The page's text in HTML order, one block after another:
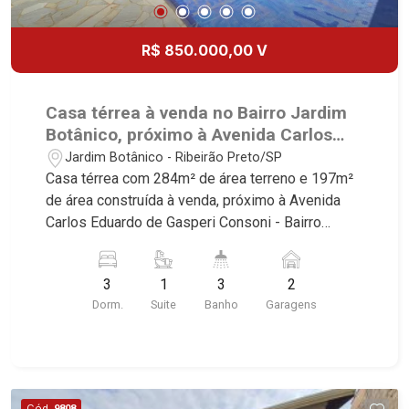
R$ 850.000,00 V
Casa térrea à venda no Bairro Jardim
Botânico, próximo à Avenida Carlos
Eduardo de Gasperi Consoni - Ribeirão
Preto/SP.
Jardim Botânico - Ribeirão Preto/SP
Casa térrea com 284m² de área terreno e 197m²
de área construída à venda, próximo à Avenida
Carlos Eduardo de Gasperi Consoni - Bairro
características deste imóvel que a Martinelli
Imobiliária selecionou para você: - 284m² de área
terreno e 197m² de área construída - 3
planejadas - Lazer com churrasqueira - Piscina
3
Dorm.
1
Suite
3
Banho
2
Garagens